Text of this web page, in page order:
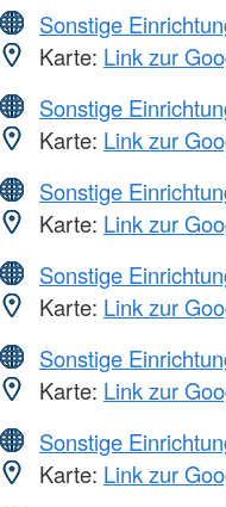
Sonstige
Karte: Link zur
Sonstige
Karte: Link zur
Sonstige
Karte: Link zur
Sonstige
Karte: Link zur
Sonstige
Karte: Link zur
Sonstige
Karte: Link zur